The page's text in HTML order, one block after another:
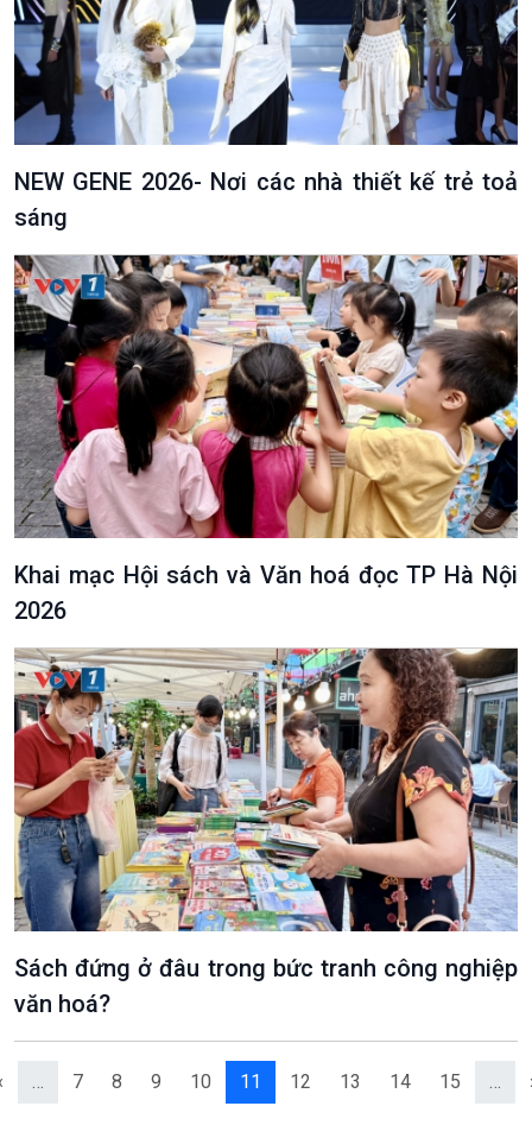
VOV1 đặc biệt
Thanh âm ký sự
Chân dung cuộc sống
Các chương trình đặc biệt
NEW GENE 2026- Nơi các nhà thiết kế trẻ toả
sáng
Khai mạc Hội sách và Văn hoá đọc TP Hà Nội
2026
Sách đứng ở đâu trong bức tranh công nghiệp
văn hoá?
… 7 8 9 10 11 12 13 14 15 …